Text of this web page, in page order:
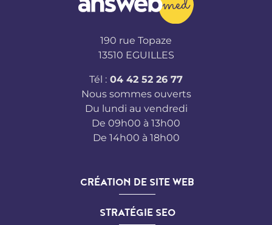
190 rue Topaze
13510 EGUILLES
Tél : 04 42 52 26 77
Nous sommes ouverts
Du lundi au vendredi
De 09h00 à 13h00
De 14h00 à 18h00
CRÉATION DE SITE WEB
STRATÉGIE SEO